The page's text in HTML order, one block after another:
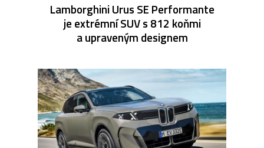
Lamborghini Urus SE Performante
je extrémní SUV s 812 koňmi
a upraveným designem